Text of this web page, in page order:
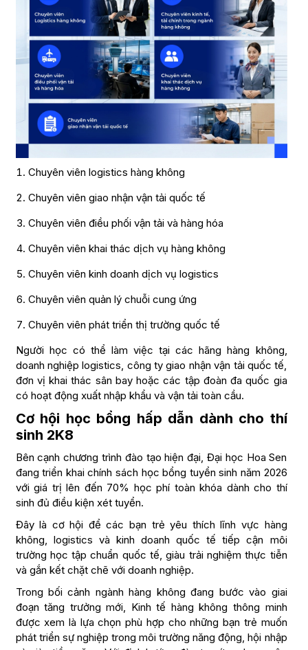
Chuyên viên logistics hàng không
Chuyên viên giao nhận vận tải quốc tế
Chuyên viên điều phối vận tải và hàng hóa
Chuyên viên khai thác dịch vụ hàng không
Chuyên viên kinh doanh dịch vụ logistics
Chuyên viên quản lý chuỗi cung ứng
Chuyên viên phát triển thị trường quốc tế
Người học có thể làm việc tại các hãng hàng không,
doanh nghiệp logistics, công ty giao nhận vận tải quốc tế,
đơn vị khai thác sân bay hoặc các tập đoàn đa quốc gia
có hoạt động xuất nhập khẩu và vận tải toàn cầu.
Cơ hội học bổng hấp dẫn dành cho thí
sinh 2K8
Bên cạnh chương trình đào tạo hiện đại, Đại học Hoa Sen
đang triển khai chính sách học bổng tuyển sinh năm 2026
với giá trị lên đến 70% học phí toàn khóa dành cho thí
sinh đủ điều kiện xét tuyển.
Đây là cơ hội để các bạn trẻ yêu thích lĩnh vực hàng
không, logistics và kinh doanh quốc tế tiếp cận môi
trường học tập chuẩn quốc tế, giàu trải nghiệm thực tiễn
và gắn kết chặt chẽ với doanh nghiệp.
Trong bối cảnh ngành hàng không đang bước vào giai
đoạn tăng trưởng mới, Kinh tế hàng không thông minh
được xem là lựa chọn phù hợp cho những bạn trẻ muốn
phát triển sự nghiệp trong môi trường năng động, hội nhập